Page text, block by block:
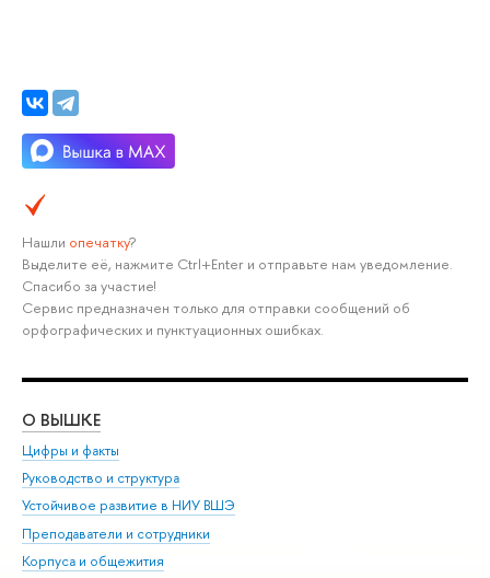
Нашли опечатку?
Выделите её, нажмите Ctrl+Enter и отправьте нам уведомление.
Спасибо за участие!
Сервис предназначен только для отправки сообщений об
орфографических и пунктуационных ошибках.
О ВЫШКЕ
Цифры и факты
Руководство и структура
Устойчивое развитие в НИУ ВШЭ
Преподаватели и сотрудники
Корпуса и общежития